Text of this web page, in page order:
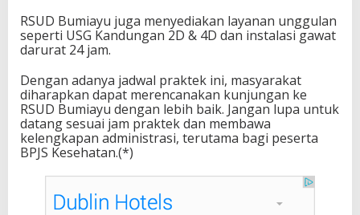
RSUD Bumiayu juga menyediakan layanan unggulan
seperti USG Kandungan 2D & 4D dan instalasi gawat
darurat 24 jam.
Dengan adanya jadwal praktek ini, masyarakat
diharapkan dapat merencanakan kunjungan ke
RSUD Bumiayu dengan lebih baik. Jangan lupa untuk
datang sesuai jam praktek dan membawa
kelengkapan administrasi, terutama bagi peserta
BPJS Kesehatan.(*)